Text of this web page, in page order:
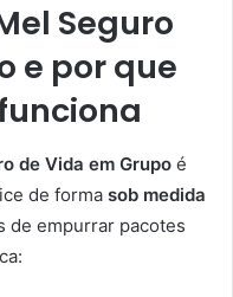
Seguro
e por que
de Vida em Grupo é
de forma sob medida
de empurrar pacotes